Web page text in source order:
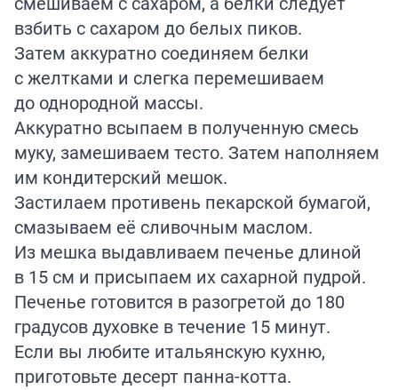
взбить с сахаром до белых пиков.
Затем аккуратно соединяем белки
с желтками и слегка перемешиваем
до однородной массы.
Аккуратно всыпаем в полученную смесь
муку, замешиваем тесто. Затем наполняем
им кондитерский мешок.
Застилаем противень пекарской бумагой,
смазываем её сливочным маслом.
Из мешка выдавливаем печенье длиной
в 15 см и присыпаем их сахарной пудрой.
Печенье готовится в разогретой до 180
градусов духовке в течение 15 минут.
Если вы любите итальянскую кухню,
приготовьте десерт панна-котта.